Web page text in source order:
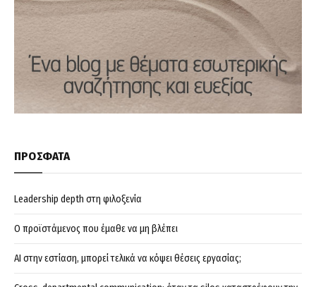
ΠΡΟΣΦΑΤΑ
Leadership depth στη φιλοξενία
Ο προϊστάμενος που έμαθε να μη βλέπει
AI στην εστίαση, μπορεί τελικά να κόψει θέσεις εργασίας;